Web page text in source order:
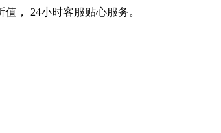
， 24小时客服贴心服务。